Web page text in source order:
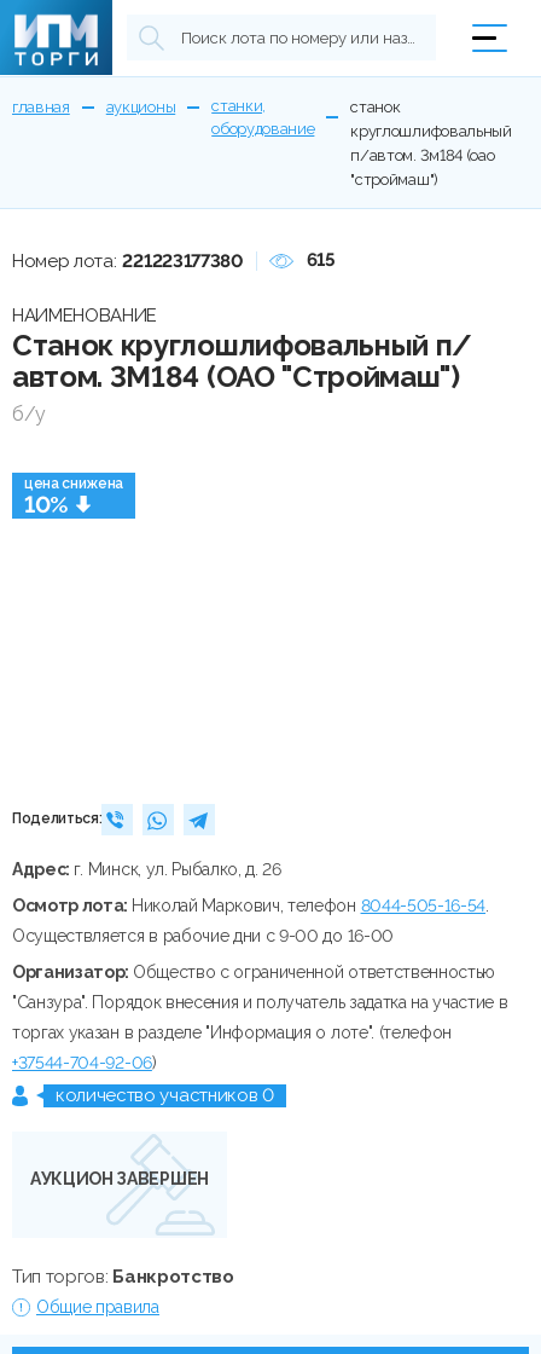
главная аукционы
станки,
оборудование
станок
круглошлифовальный
п/автом. 3м184 (оао
"строймаш")
цена снижена
10%
Поделиться:
Номер лота: 221223177380 615
НАИМЕНОВАНИЕ
Станок круглошлифовальный п/
автом. 3М184 (ОАО "Строймаш")
б/у
Адрес: г. Минск, ул. Рыбалко, д. 26
Осмотр лота: Николай Маркович, телефон 8044-505-16-54
Осуществляется в рабочие дни с 9-00 до 16-00
Организатор: Общество с ограниченной ответственностью
"Санзура". Порядок внесения и получатель задатка на участие в
торгах указан в разделе "Информация о лоте". (телефон
+37544-704-92-06)
количество участников 0
АУКЦИОН ЗАВЕРШЕН
Тип торгов: Банкротство
Общие правила